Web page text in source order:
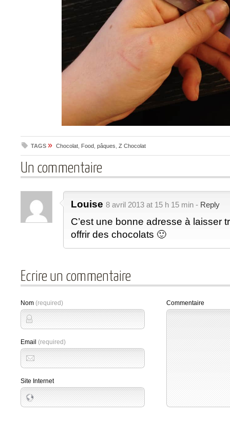
TAGS » Chocolat Food pâques Z Chocolat
Un commentaire
Louise 8 avril 2013 at 15 h 15 min - Reply
C’est une bonne adresse à laisser
offrir des chocolats 🙂
Ecrire un commentaire
Nom (required)
Email (required)
Site Internet
Commentaire